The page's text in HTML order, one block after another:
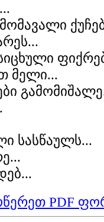
მელი...
სასწაულს...
PDF